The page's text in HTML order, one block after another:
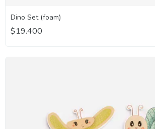
Dino Set (foam)
$19.400